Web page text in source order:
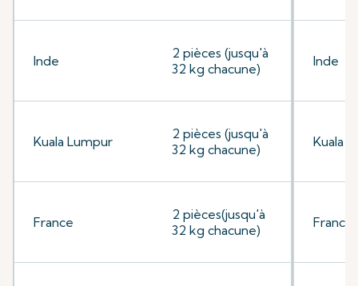
Inde
2 pièces (jusqu'à
32 kg chacune)
Kuala Lumpur
2 pièces (jusqu'à
32 kg chacune)
France
2 pièces(jusqu'à
32 kg chacune)
Inde
Kuala
France